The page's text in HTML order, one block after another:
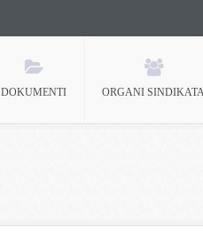
DOKUMENTI ORGANI